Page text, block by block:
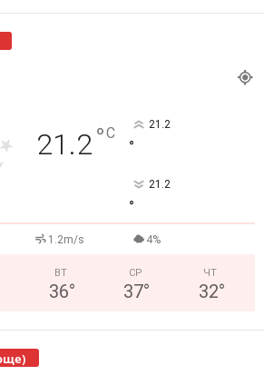
21.2°C 21.2
°
21.2
°
1.2m/s 4%
ВТ
36°
СР
37°
ЧТ
32°